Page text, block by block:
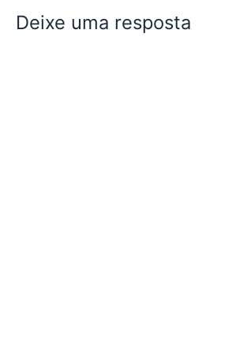
Deixe uma resposta